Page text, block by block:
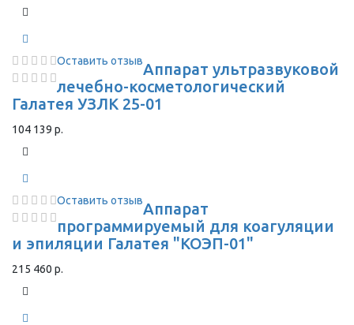
Оставить отзывАппарат ультразвуковой
лечебно-косметологический
Галатея УЗЛК 25-01
104 139 р.
Оставить отзывАппарат
программируемый для коагуляции
и эпиляции Галатея "КОЭП-01"
215 460 р.